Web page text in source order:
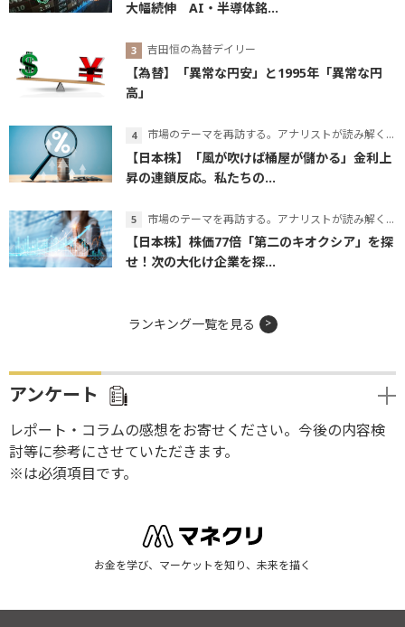
大幅続伸 AI・半導体銘...
吉田恒の為替デイリー
【為替】「異常な円安」と1995年「異常な円
高」
市場のテーマを再訪する。アナリストが読み解くテーマの本質
【日本株】「風が吹けば桶屋が儲かる」金利上
昇の連鎖反応。私たちの...
市場のテーマを再訪する。アナリストが読み解くテーマの本質
【日本株】株価77倍「第二のキオクシア」を探
せ！次の大化け企業を探...
ランキング一覧を見る
アンケート
レポート・コラムの感想をお寄せください。今後の内容検
討等に参考にさせていただきます。
※は必須項目です。
お金を学び、マーケットを知り、未来を描く